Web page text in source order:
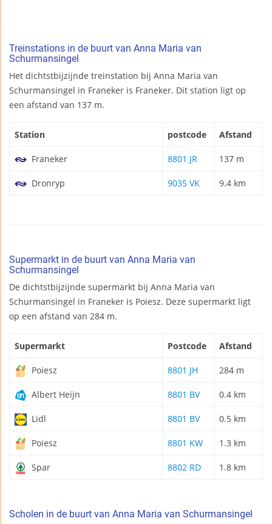
Treinstations in de buurt van Anna Maria van
Schurmansingel
Het dichtstbijzijnde treinstation bij Anna Maria van
Schurmansingel in Franeker is Franeker. Dit station ligt op
een afstand van 137 m.
Station postcode Afstand
Franeker 8801 JR 137 m
Dronryp 9035 VK 9.4 km
Supermarkt in de buurt van Anna Maria van
Schurmansingel
De dichtstbijzijnde supermarkt bij Anna Maria van
Schurmansingel in Franeker is Poiesz. Deze supermarkt ligt
op een afstand van 284 m.
Supermarkt Postcode Afstand
Poiesz 8801 JH 284 m
Albert Heijn 8801 BV 0.4 km
Lidl 8801 BV 0.5 km
Poiesz 8801 KW 1.3 km
Spar 8802 RD 1.8 km
Scholen in de buurt van Anna Maria van Schurmansingel